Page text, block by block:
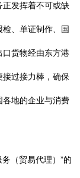
正发挥着不可或缺
、单证制作、国
口货物经由东方港
接过接力棒，确保
各地的企业与消费
（贸易代理）”的